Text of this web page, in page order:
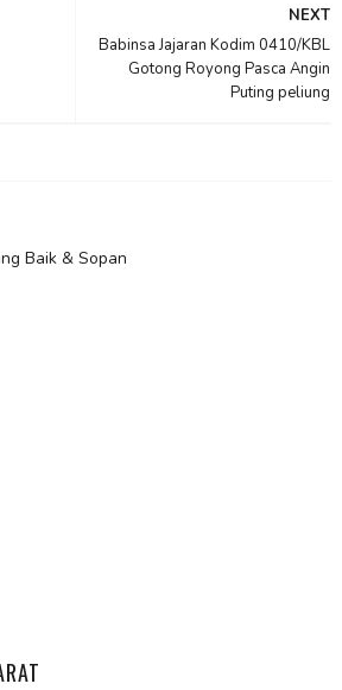
NEXT
Babinsa Jajaran Kodim 0410/KBL
Gotong Royong Pasca Angin
Puting peliung
Baik & Sopan